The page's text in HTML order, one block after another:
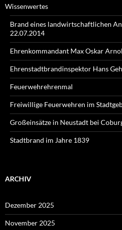
Wissenwertes
Brand eines landwirtschaftlichen
22.07.2014
Ehrenkommandant Max Oskar
Ehrenstadtbrandinspektor Hans
Feuerwehrehrenmal
Freiwillige Feuerwehren im
Großeinsätze in Neustadt bei
Stadtbrand im Jahre 1839
ARCHIV
Dezember 2025
November 2025